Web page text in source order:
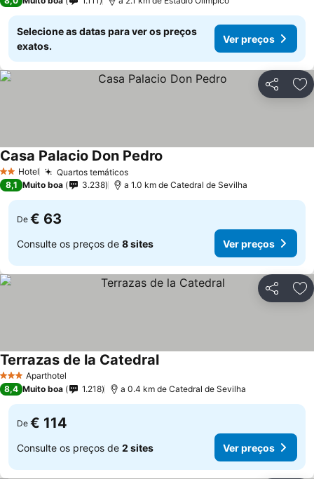
Selecione as datas para ver os preços
exatos.
Ver preços
Partilhar
2 Estrelas
Hotel Quartos temáticosVer preços
Casa Palacio Don Pedro
8,1 Muito boa 3.238 a 1.0 km de Catedral de Sevilha
De € 63
Consulte os preços de 8 sites Ver preços
Partilhar
3 EstrelasAparthotel
Terrazas de la CatedralVer preços
8,4 Muito boa 1.218 a 0.4 km de Catedral de Sevilha
De € 114
Consulte os preços de 2 sites Ver preços